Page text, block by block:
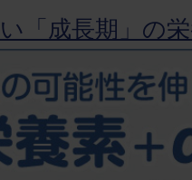
「成長期」の